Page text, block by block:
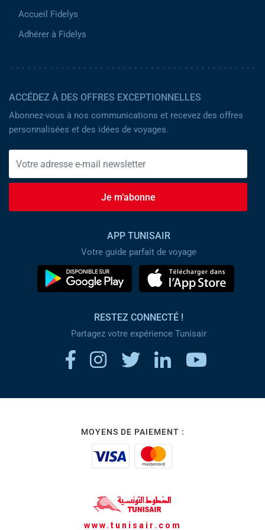
Accueil Fidelys
Adhérer à Fidelys
ACCÉDEZ À DES OFFRES EXCEPTIONNELLES
Abonnez-vous à nos communications et recevez des offres
personnalisées et des idées de voyages.
Je m’abonne
APP TUNISAIR
Votre guide parfait de voyage
RESTEZ CONNECTÉ !
Partagez votre expérience Tunisair
MOYENS DE PAIEMENT :
www.tunisair.com